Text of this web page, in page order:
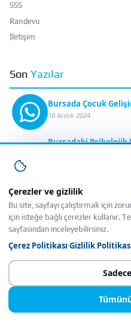
SSS
Randevu
İletişim
Son Yazılar
Bursada Çocuk
10 Aralık 2024
Bursadaki Psikolojik
10 Aralık 2024
Kısaca Hakkımızda
Uzman Klinik Psikolog Çiğdem
mezunu, Klinik Psikoloji yüksek
yüz yüze ve online psikolojik
WhatsApp'tan yazın
Çerezler ve gizlilik
Bu site, sayfayı çalıştırmak için
için isteğe bağlı çerezler kullanır.
sayfasından inceleyebilirsiniz.
Çerez Politikası·Gizlilik